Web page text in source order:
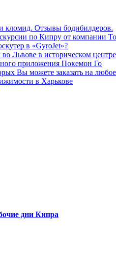
кломид. Отзывы бодибилдеров.
по Кипру от компании
в «GyroJet»?
Львове в историческом
приложения Покемон Го
Вы можете заказать на
в Харькове
дни Кипра